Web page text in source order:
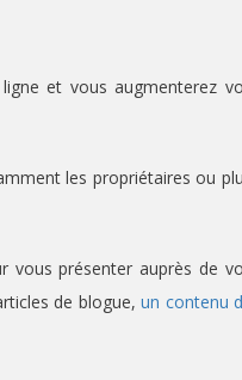
et vous augmenterez
les propriétaires ou
vous présenter auprès de
de blogue,un contenu